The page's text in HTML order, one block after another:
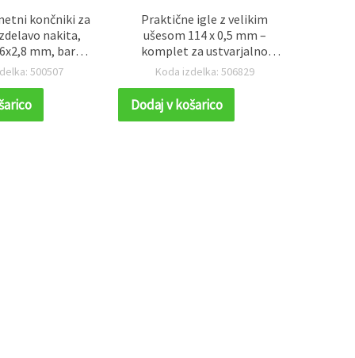
končniki za
nakita,
mm, barva
- 50 kosov
500507
Praktične igle z velikim
ušesom 114 x 0,5 mm –
komplet za ustvarjalno
šivanje, popravila in DIY
Koda izdelka: 506829
Dodaj v košarico